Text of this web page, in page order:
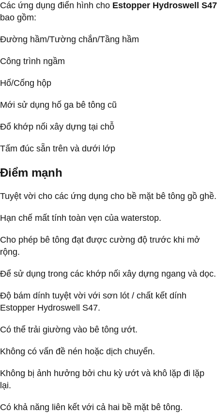
Các ứng dụng điển hình cho Estopper Hydroswell S47
bao gồm:
Đường hầm/Tường chắn/Tầng hầm
Công trình ngầm
Hố/Cống hộp
Mới sử dụng hố ga bê tông cũ
Đổ khớp nối xây dựng tại chỗ
Tấm đúc sẵn trên và dưới lớp
Điểm mạnh
Tuyệt vời cho các ứng dụng cho bề mặt bê tông gồ ghề.
Hạn chế mất tính toàn vẹn của waterstop.
Cho phép bê tông đạt được cường độ trước khi mở
rộng.
Để sử dụng trong các khớp nối xây dựng ngang và dọc.
Độ bám dính tuyệt vời với sơn lót / chất kết dính
Estopper Hydroswell S47.
Có thể trải giường vào bê tông ướt.
Không có vấn đề nén hoặc dịch chuyển.
Không bị ảnh hưởng bởi chu kỳ ướt và khô lặp đi lặp
lại.
Có khả năng liên kết với cả hai bề mặt bê tông.